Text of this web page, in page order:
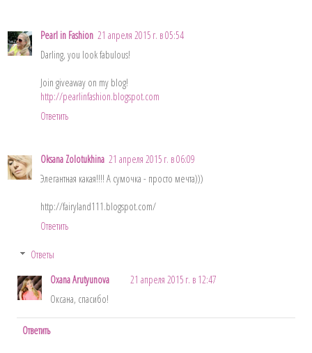
Pearl in Fashion 21 апреля 2015 г. в 05:54
Darling, you look fabulous!
Join giveaway on my blog!
http://pearlinfashion.blogspot.com
Ответить
Oksana Zolotukhina 21 апреля 2015 г. в 06:09
Элегантная какая!!!! А сумочка - просто мечта)))
http://fairyland111.blogspot.com/
Ответить
Ответы
Oxana Arutyunova
21 апреля 2015 г. в 12:47
Оксана, спасибо!
Ответить